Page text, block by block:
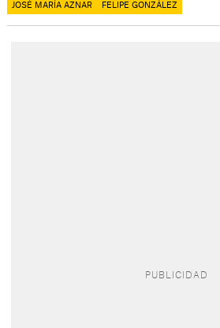
JOSÉ MARÍA AZNAR FELIPE GONZÁLEZ